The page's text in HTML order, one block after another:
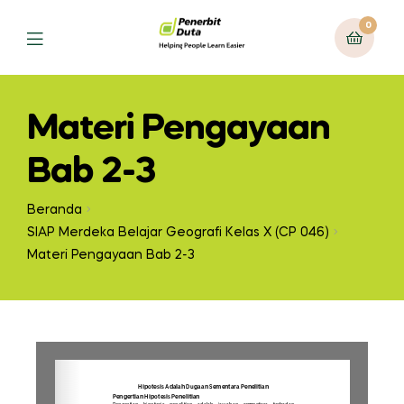
0
Materi Pengayaan
Bab 2-3
Beranda
SIAP Merdeka Belajar Geografi Kelas X (CP 046)
Materi Pengayaan Bab 2-3